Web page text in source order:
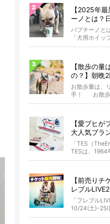
【2025年
ーノとは？
同伴OK店
パプチーノと
「犬用ホイッ
（Puppuccino
【散歩の量
の？】朝晩
は運動量よ
お散歩にま
お散歩量は、
手！ お散歩
たらいいのか
【愛ブヒが
大人気ブラ
タムオーダ
「TES（
TESは、1964
『The...
【前売りチ
レブル
10/24(土)-
だらけのキ
プランも新
「フレブル
10/24(土)-25(
レブルLIV...